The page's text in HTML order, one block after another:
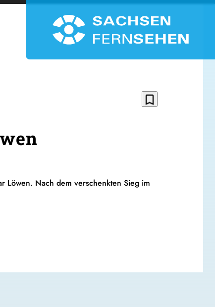
bookmark_border
Löwen. Nach dem verschenkten Sieg im